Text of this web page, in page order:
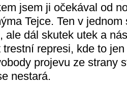
jsem ji očekával od
Tejce. Ten v
ale dál skutek utek a
represi, kde to
projevu ze strany
nestará.